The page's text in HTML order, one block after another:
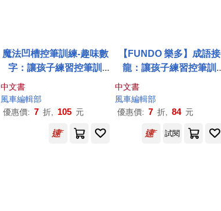
魔法凹槽控筆訓練-趣味數
字：讓孩子練習控筆訓
練，N次寫、N次畫，從小
贏在起跑點
中文書
風車編輯部
優惠價: 7 折, 105 元
【FUNDO 樂多】成語接
龍：讓孩子練習控筆訓
練，N次寫、N次畫，從小
贏在起跑點
中文書
風車編輯部
優惠價: 7 折, 84 元
試閱